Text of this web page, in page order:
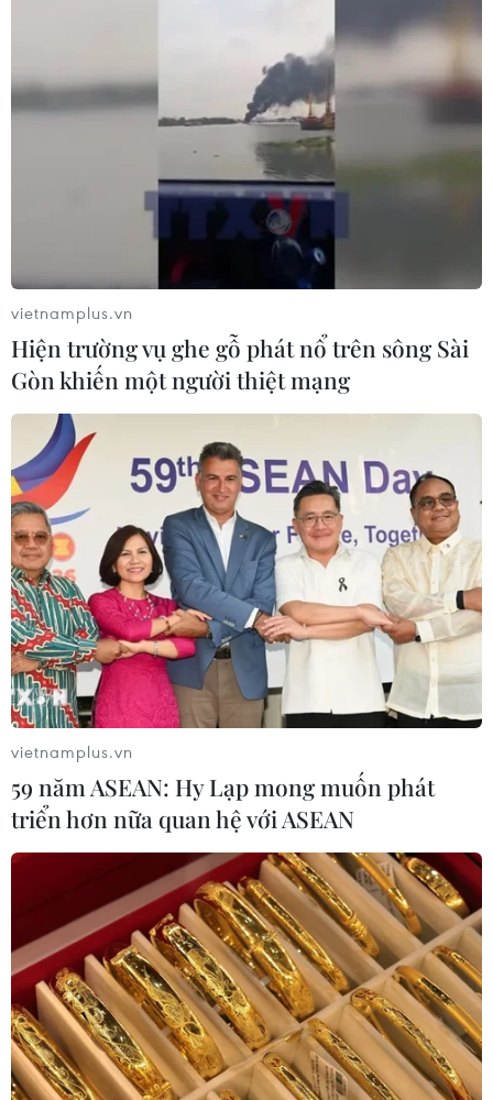
vietnamplus.vn
Hiện trường vụ ghe gỗ phát nổ trên sông Sài
Gòn khiến một người thiệt mạng
vietnamplus.vn
59 năm ASEAN: Hy Lạp mong muốn phát
triển hơn nữa quan hệ với ASEAN